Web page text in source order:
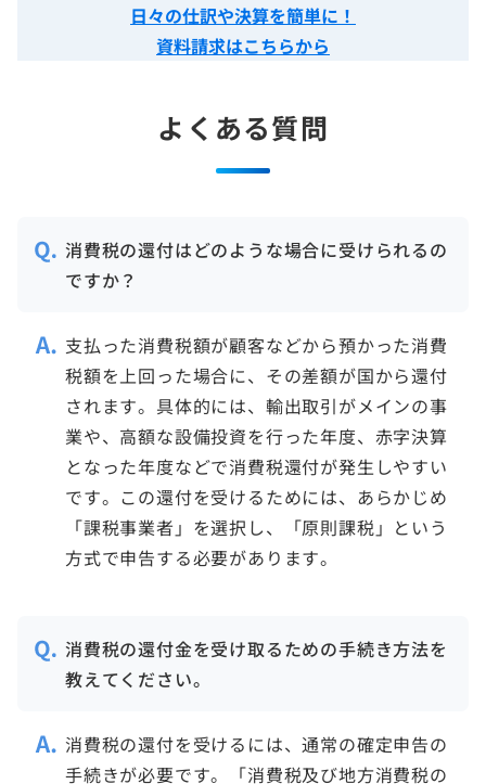
日々の仕訳や決算を簡単に！
資料請求はこちらから
よくある質問
消費税の還付はどのような場合に受けられるの
ですか？
支払った消費税額が顧客などから預かった消費
税額を上回った場合に、その差額が国から還付
されます。具体的には、輸出取引がメインの事
業や、高額な設備投資を行った年度、赤字決算
となった年度などで消費税還付が発生しやすい
です。この還付を受けるためには、あらかじめ
「課税事業者」を選択し、「原則課税」という
消費税の還付金を受け取るための手続き方法を
教えてください。
消費税の還付を受けるには、通常の確定申告の
手続きが必要です。「消費税及び地方消費税の